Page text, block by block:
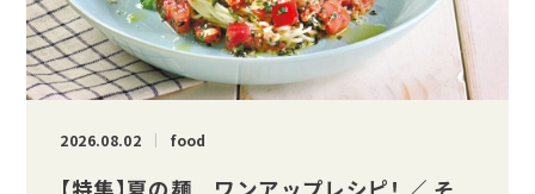
2026.08.02 food